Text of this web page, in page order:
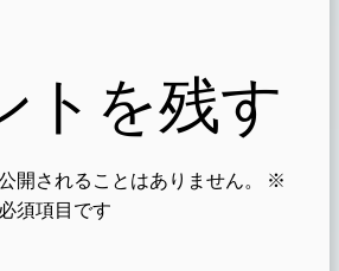
トを残す
開されることはありません。
※
須項目です